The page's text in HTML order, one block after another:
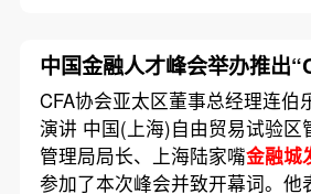
中国金融人才峰会举办推出
CFA协会亚太区董事总经理连伯
演讲 中国(上海)自由贸易试验区
管理局局长、上海陆家嘴金融城
参加了本次峰会并致开幕词。他